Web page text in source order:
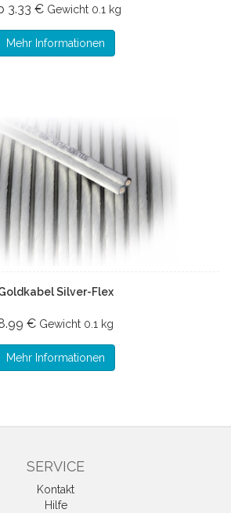
3.33 € Gewicht 0.1 kg
Mehr Informationen
Silver-Flex
€ Gewicht 0.1 kg
Mehr Informationen
SERVICE
Kontakt
Hilfe